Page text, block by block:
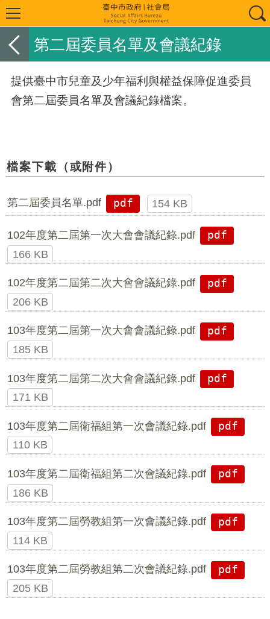
第二屆委員名單及會議紀錄
提供臺中市兒童及少年福利與權益保障促進委員
會第二屆委員名單及會議紀錄檔案。
檔案下載（或附件）
第二屆委員名單.pdf pdf 154 KB
102年度第二屆第一次大會會議紀錄.pdf
pdf
166 KB
102年度第二屆第二次大會會議紀錄.pdf
pdf
206 KB
103年度第二屆第一次大會會議紀錄.pdf
pdf
185 KB
103年度第二屆第二次大會會議紀錄.pdf
pdf
171 KB
103年度第二屆衛福組第一次會議紀錄.pdf
pdf
110 KB
103年度第二屆衛福組第二次會議紀錄.pdf
pdf
186 KB
103年度第二屆勞教組第一次會議紀錄.pdf
pdf
114 KB
103年度第二屆勞教組第二次會議紀錄.pdf
pdf
205 KB